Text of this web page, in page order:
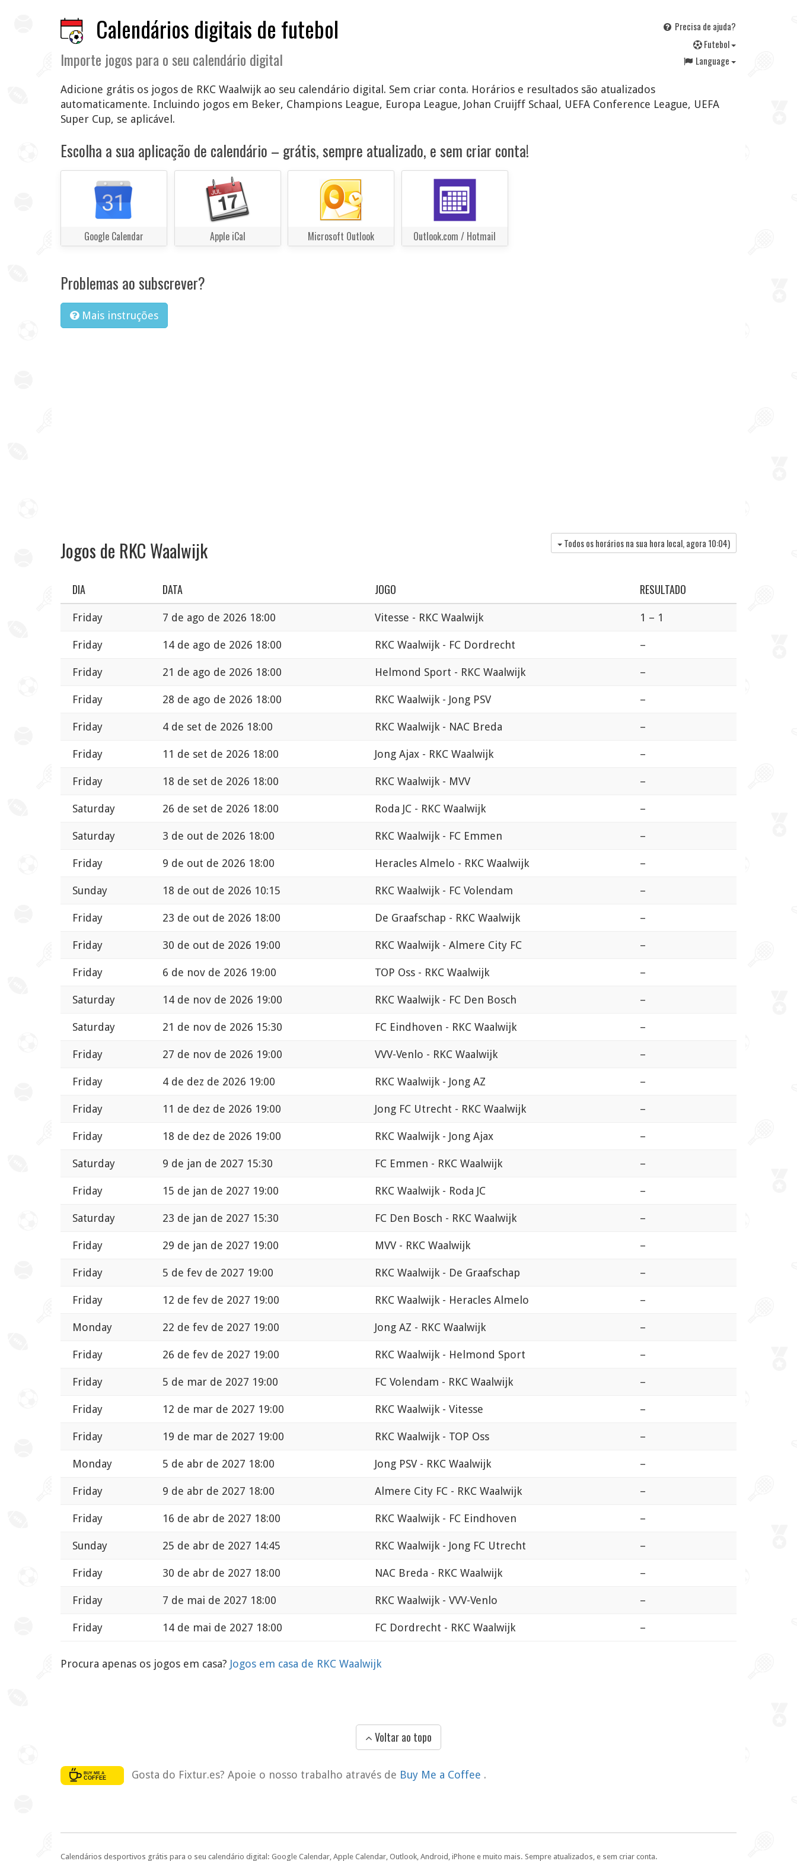
Calendários digitais de futebol
Importe jogos para o seu calendário digital
Precisa de ajuda?
Futebol
Language
Adicione grátis os jogos de RKC Waalwijk ao seu calendário digital. Sem criar conta. Horários e resultados são atualizados
automaticamente. Incluindo jogos em Beker, Champions League, Europa League, Johan Cruijff Schaal, UEFA Conference League, UEFA
Super Cup, se aplicável.
Escolha a sua aplicação de calendário – grátis, sempre atualizado, e sem criar conta!
Google Calendar Apple iCal Microsoft Outlook Outlook.com / Hotmail
Problemas ao subscrever?
Mais instruções
Jogos de RKC Waalwijk Todos os horários na sua hora local, agora 10:04)
DIA DATA JOGO RESULTADO
Friday 7 de ago de 2026 18:00 Vitesse - RKC Waalwijk 1 – 1
Friday 14 de ago de 2026 18:00 RKC Waalwijk - FC Dordrecht –
Friday 21 de ago de 2026 18:00 Helmond Sport - RKC Waalwijk –
Friday 28 de ago de 2026 18:00 RKC Waalwijk - Jong PSV –
Friday 4 de set de 2026 18:00 RKC Waalwijk - NAC Breda –
Friday 11 de set de 2026 18:00 Jong Ajax - RKC Waalwijk –
Friday 18 de set de 2026 18:00 RKC Waalwijk - MVV –
Saturday 26 de set de 2026 18:00 Roda JC - RKC Waalwijk –
Saturday 3 de out de 2026 18:00 RKC Waalwijk - FC Emmen –
Friday 9 de out de 2026 18:00 Heracles Almelo - RKC Waalwijk –
Sunday 18 de out de 2026 10:15 RKC Waalwijk - FC Volendam –
Friday 23 de out de 2026 18:00 De Graafschap - RKC Waalwijk –
Friday 30 de out de 2026 19:00 RKC Waalwijk - Almere City FC –
Friday 6 de nov de 2026 19:00 TOP Oss - RKC Waalwijk –
Saturday 14 de nov de 2026 19:00 RKC Waalwijk - FC Den Bosch –
Saturday 21 de nov de 2026 15:30 FC Eindhoven - RKC Waalwijk –
Friday 27 de nov de 2026 19:00 VVV-Venlo - RKC Waalwijk –
Friday 4 de dez de 2026 19:00 RKC Waalwijk - Jong AZ –
Friday 11 de dez de 2026 19:00 Jong FC Utrecht - RKC Waalwijk –
Friday 18 de dez de 2026 19:00 RKC Waalwijk - Jong Ajax –
Saturday 9 de jan de 2027 15:30 FC Emmen - RKC Waalwijk –
Friday 15 de jan de 2027 19:00 RKC Waalwijk - Roda JC –
Saturday 23 de jan de 2027 15:30 FC Den Bosch - RKC Waalwijk –
Friday 29 de jan de 2027 19:00 MVV - RKC Waalwijk –
Friday 5 de fev de 2027 19:00 RKC Waalwijk - De Graafschap –
Friday 12 de fev de 2027 19:00 RKC Waalwijk - Heracles Almelo –
Monday 22 de fev de 2027 19:00 Jong AZ - RKC Waalwijk –
Friday 26 de fev de 2027 19:00 RKC Waalwijk - Helmond Sport –
Friday 5 de mar de 2027 19:00 FC Volendam - RKC Waalwijk –
Friday 12 de mar de 2027 19:00 RKC Waalwijk - Vitesse –
Friday 19 de mar de 2027 19:00 RKC Waalwijk - TOP Oss –
Monday 5 de abr de 2027 18:00 Jong PSV - RKC Waalwijk –
Friday 9 de abr de 2027 18:00 Almere City FC - RKC Waalwijk –
Friday 16 de abr de 2027 18:00 RKC Waalwijk - FC Eindhoven –
Sunday 25 de abr de 2027 14:45 RKC Waalwijk - Jong FC Utrecht –
Friday 30 de abr de 2027 18:00 NAC Breda - RKC Waalwijk –
Friday 7 de mai de 2027 18:00 RKC Waalwijk - VVV-Venlo –
Friday 14 de mai de 2027 18:00 FC Dordrecht - RKC Waalwijk –
Procura apenas os jogos em casa? Jogos em casa de RKC Waalwijk
Voltar ao topo
Gosta do Fixtur.es? Apoie o nosso trabalho através de Buy Me a Coffee .
Calendários desportivos grátis para o seu calendário digital: Google Calendar, Apple Calendar, Outlook, Android, iPhone e muito mais. Sempre atualizados, e sem criar conta.